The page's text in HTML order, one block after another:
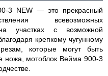
3 NEW ― это прекрасный
всевозможных
на участках с возможной
крепкому чугунному
которые могут быть
ножа, мотоблок Вейма 900-3